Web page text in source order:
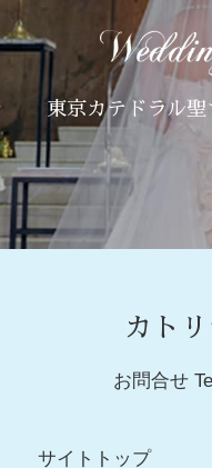
東京カテドラル
カト
お問合せ
サイトトップ